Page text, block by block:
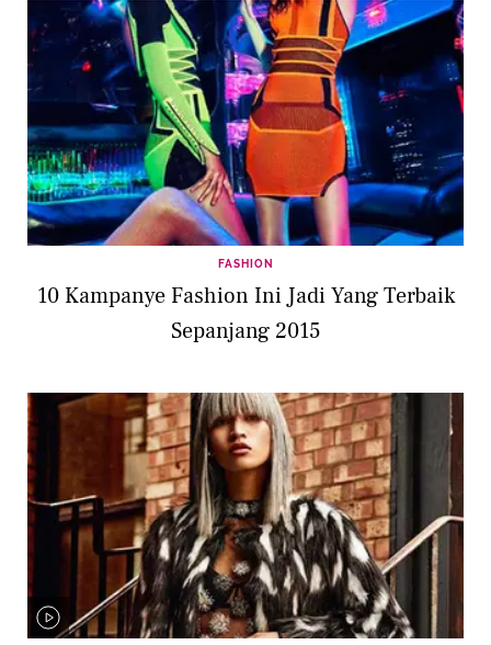
FASHION
10 Kampanye Fashion Ini Jadi Yang Terbaik
Sepanjang 2015